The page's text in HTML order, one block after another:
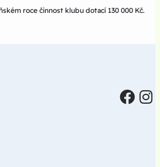
roce činnost klubu dotací 130 000 Kč.